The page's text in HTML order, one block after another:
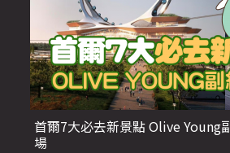
首爾7大必去新景點 Olive Young
場